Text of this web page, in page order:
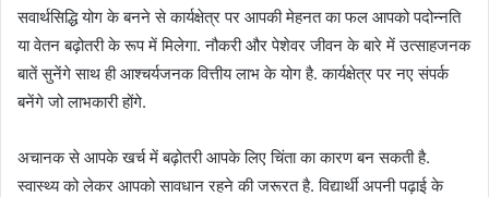
सवार्थसिद्धि योग के बनने से कार्यक्षेत्र पर आपकी मेहनत का फल आपको पदोन्नति
या वेतन बढ़ोतरी के रूप में मिलेगा. नौकरी और पेशेवर जीवन के बारे में उत्साहजनक
बातें सुनेंगे साथ ही आश्चर्यजनक वित्तीय लाभ के योग है. कार्यक्षेत्र पर नए संपर्क
बनेंगे जो लाभकारी होंगे.
अचानक से आपके खर्च में बढ़ोतरी आपके लिए चिंता का कारण बन सकती है.
स्वास्थ्य को लेकर आपको सावधान रहने की जरूरत है. विद्यार्थी अपनी पढ़ाई के